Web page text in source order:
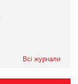
Всі журнали